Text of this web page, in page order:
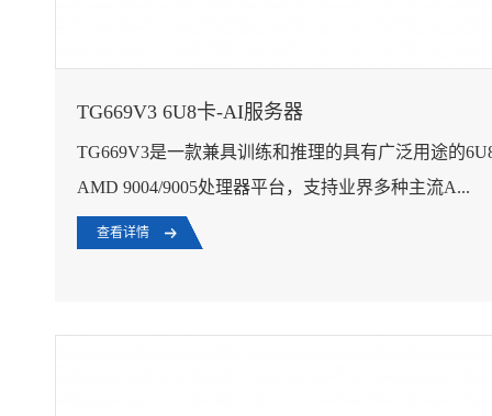
TG669V3 6U8卡-AI服务器
TG669V3是一款兼具训练和推理的具有广泛用途的
AMD 9004/9005处理器平台，支持业界多种主流A...
查看详情